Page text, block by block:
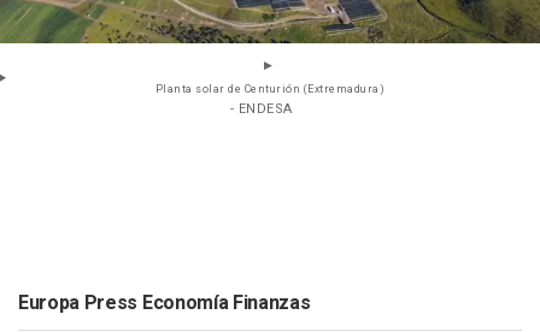
Planta solar de Centurión (Extremadura)
- ENDESA
Europa Press Economía Finanzas